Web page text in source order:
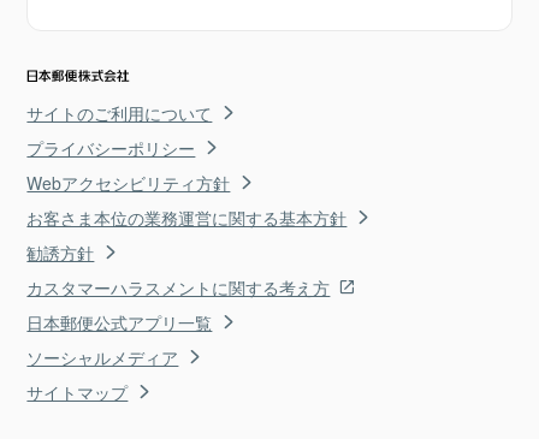
サイトのご利用について
プライバシーポリシー
Webアクセシビリティ方針
お客さま本位の業務運営に関する基本方針
勧誘方針
カスタマーハラスメントに関する考え方
日本郵便公式アプリ一覧
ソーシャルメディア
サイトマップ